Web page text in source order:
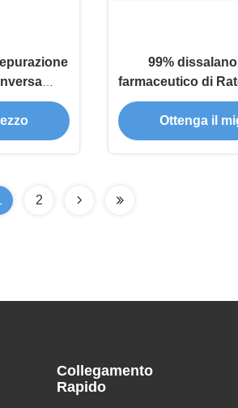
sistemi
99%
farmaceutico di
Ottenga il
2
Collegamento
Rapido